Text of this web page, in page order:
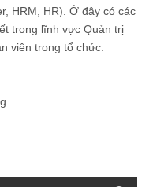
HRM, HR). Ở đây có các
trong lĩnh vực Quản trị
viên trong tổ chức: